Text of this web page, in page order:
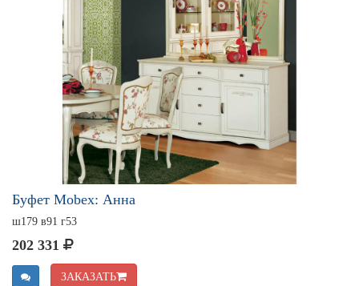
Буфет Mobex: Анна
ш179 в91 г53
202 331
ЗАКАЗАТЬ